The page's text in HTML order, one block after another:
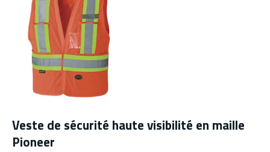
Veste de sécurité haute visibilité en maille
Pioneer